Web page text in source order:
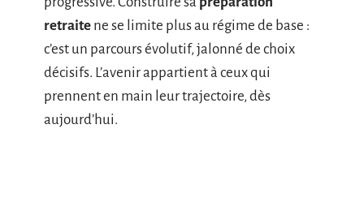
retraite ne se limite plus au régime de base :
c’est un parcours évolutif, jalonné de choix
décisifs. L’avenir appartient à ceux qui
prennent en main leur trajectoire, dès
aujourd’hui.